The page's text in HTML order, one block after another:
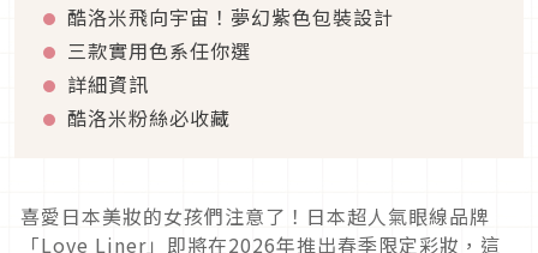
酷洛米飛向宇宙！夢幻紫色包裝設計
三款實用色系任你選
詳細資訊
酷洛米粉絲必收藏
喜愛日本美妝的女孩們注意了！日本超人氣眼線品牌
「Love Liner」即將在2026年推出春季限定彩妝，這